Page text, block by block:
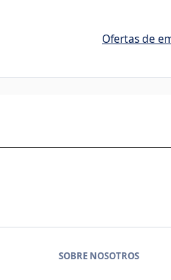
Ofertas de
SOBRE NOSOTROS